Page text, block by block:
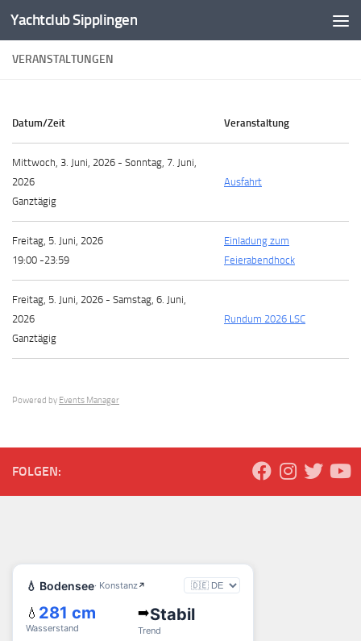
Zum Inhalt springen
Yachtclub Sipplingen
VERANSTALTUNGEN
Datum/Zeit Veranstaltung
Mittwoch, 3. Juni, 2026 - Sonntag, 7. Juni,
2026
Ganztägig
Ausfahrt
Freitag, 5. Juni, 2026
19:00 -23:59
Einladung zum
Feierabendhock
Freitag, 5. Juni, 2026 - Samstag, 6. Juni,
2026
Ganztägig
Rundum 2026 LSC
Powered by Events Manager
FOLGEN: